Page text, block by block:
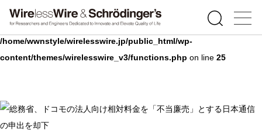
Warning: Undefined array key 0 in
/home/wwnstyle/wirelesswire.jp/public_html/wp-
content/themes/wirelesswire_v3/functions.php on line 25